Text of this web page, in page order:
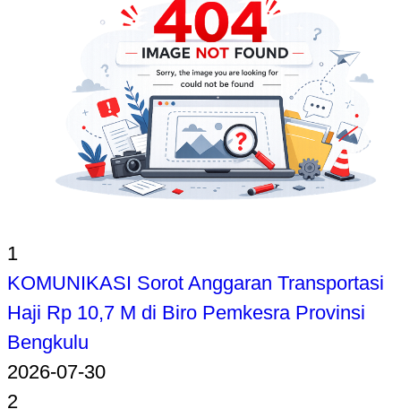
1
KOMUNIKASI Sorot Anggaran Transportasi
Haji Rp 10,7 M di Biro Pemkesra Provinsi
Bengkulu
2026-07-30
2